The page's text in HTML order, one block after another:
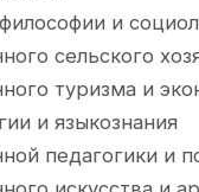
и
сельского
туризма и
и языкознания
педагогики и